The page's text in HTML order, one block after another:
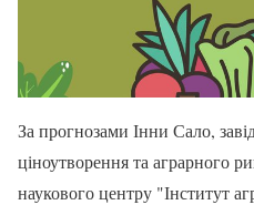
За прогнозами Інни Сало,
ціноутворення та аграрного
наукового центру "Інститут